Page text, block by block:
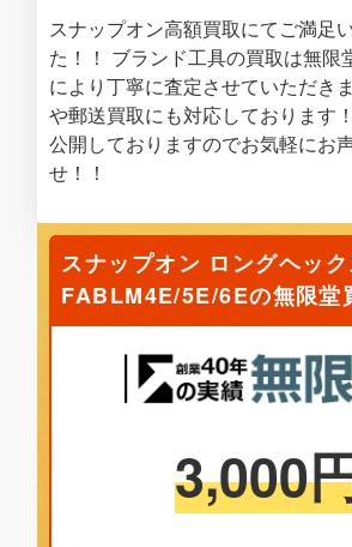
スナップオン高額買取にてご満足
た！！ ブランド工具の買取は無限
により丁寧に査定させていただき
や郵送買取にも対応しております
公開しておりますのでお気軽にお
せ！！
スナップオン ロングヘッ
FABLM4E/5E/6Eの無限堂
3,000